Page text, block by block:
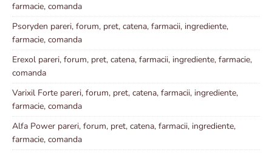
farmacie, comanda
Psoryden pareri, forum, pret, catena, farmacii, ingrediente,
farmacie, comanda
Erexol pareri, forum, pret, catena, farmacii, ingrediente, farmacie,
comanda
Varixil Forte pareri, forum, pret, catena, farmacii, ingrediente,
farmacie, comanda
Alfa Power pareri, forum, pret, catena, farmacii, ingrediente,
farmacie, comanda